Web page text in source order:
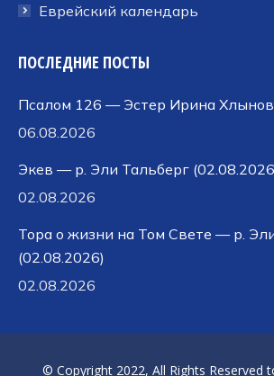
Еврейский календарь
ПОСЛЕДНИЕ ПОСТЫ
Псалом 126 — Эстер Ирина
06.08.2026
Экев — р. Эли Тальберг
02.08.2026
Тора о жизни на Том Свете — р.
(02.08.2026)
02.08.2026
© Copyright 2022, All Rights Reserved